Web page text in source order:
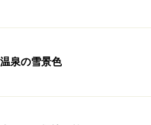
泉の雪景色